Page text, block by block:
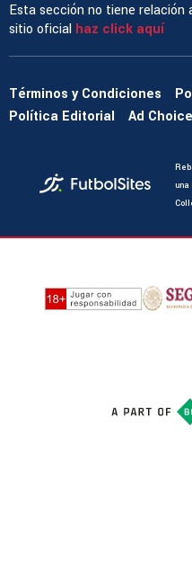
Esta sección no tiene relación
sitio oficial haz click aquí
Términos y Condiciones
Política Editorial
Ad
una